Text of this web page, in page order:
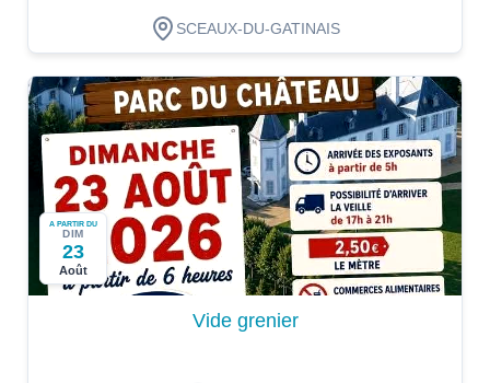
SCEAUX-DU-GATINAIS
A PARTIR DU
DIM
23
Août
Vide grenier